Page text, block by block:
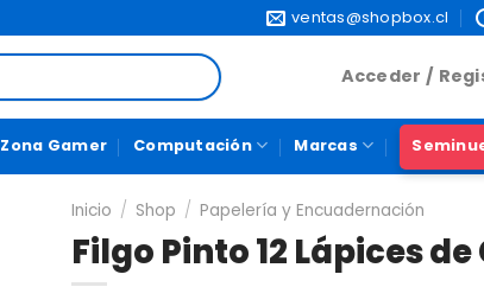
ventas@shopbox.cl
Acceder /
Zona Gamer Computación Marcas
Inicio / Shop / Papelería y Encuadernación
Filgo Pinto 12 Lápices